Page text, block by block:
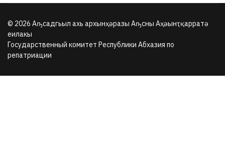
© 2026 Аҧсадгьыл ахь архынҳәразы Аҧсны Аҳәынҭқарратә
еилакы
Государственный комитет Республики Абхазия по
репатриации